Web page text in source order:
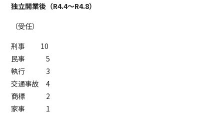
独立開業後（R4.4～R4.8）
（受任）
刑事 10
民事 5
執行 3
交通事故 4
商標 2
家事 1